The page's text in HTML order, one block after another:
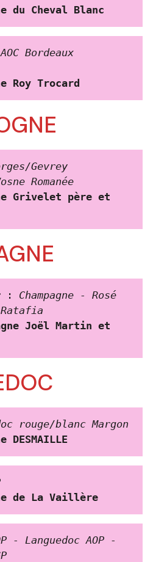
du Cheval Blanc
Bordeaux
Roy Trocard
Gevrey
Romanée
Grivelet père et
: Champagne - Rosé
Joël Martin et
rouge/blanc Margon
DESMAILLE
de La Vaillère
- Languedoc AOP -